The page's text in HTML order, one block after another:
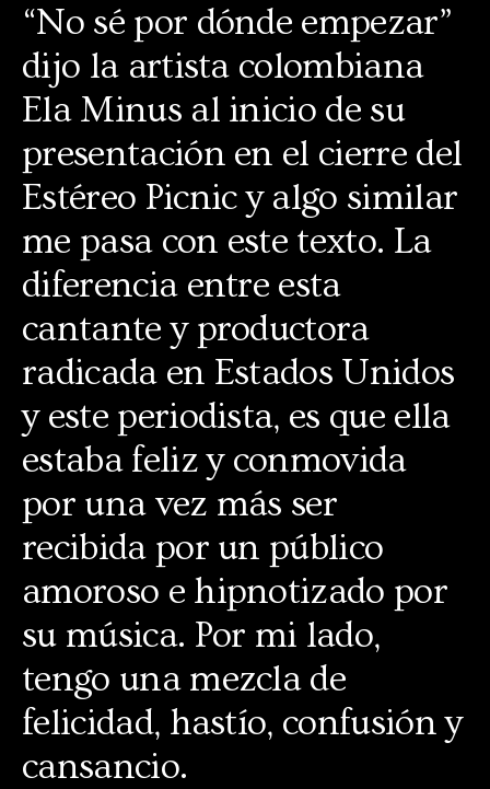
“No sé por dónde empezar”
dijo la artista colombiana
Ela Minus al inicio de su
presentación en el cierre del
Estéreo Picnic y algo similar
me pasa con este texto. La
diferencia entre esta
cantante y productora
radicada en Estados Unidos
y este periodista, es que ella
estaba feliz y conmovida
por una vez más ser
recibida por un público
amoroso e hipnotizado por
su música. Por mi lado,
tengo una mezcla de
felicidad, hastío, confusión y
cansancio.